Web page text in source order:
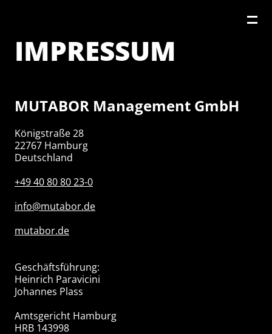
IMPRESSUM
MUTABOR Management GmbH
Königstraße 28
22767 Hamburg
Deutschland
+49 40 80 80 23-0
info@mutabor.de
mutabor.de
Geschäftsführung:
Heinrich Paravicini
Johannes Plass
Amtsgericht Hamburg
HRB 143998